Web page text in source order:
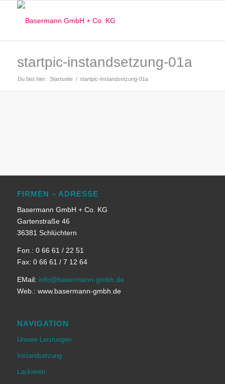
startpic-instandsetzung-01a
Du bist hier: Startseite / startpic-instandsetzung-01a
FIRMEN – ADRESSE
Basermann GmbH + Co. KG
Gartenstraße 46
36381 Schlüchtern
Fon.: 0 66 61 / 22 51
Fax: 0 66 61 / 7 12 64
EMail: info@basermann-gmbh.de
Web.: www.basermann-gmbh.de
NAVIGATION
Unsere Leistungen
Instandsetzung
Lackieren